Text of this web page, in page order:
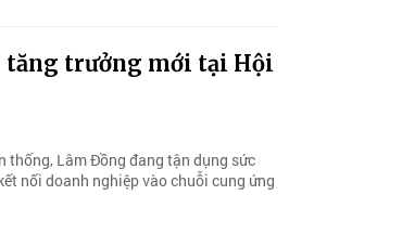
trưởng mới tại Hội
thống, Lâm Đồng đang tận dụng sức
nối doanh nghiệp vào chuỗi cung ứng